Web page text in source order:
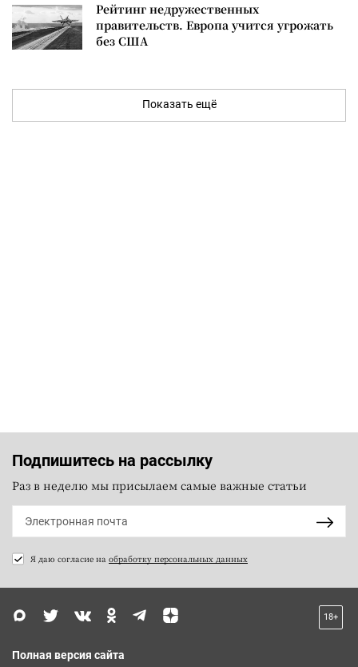
Рейтинг недружественных
правительств. Европа учится угрожать
без США
Показать ещё
Подпишитесь на рассылку
Раз в неделю мы присылаем самые важные статьи
Я даю согласие на обработку персональных данных
18+
Полная версия сайта